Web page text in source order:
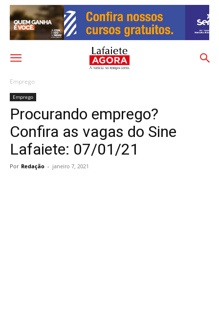
Emprego
Emprego
Procurando emprego?
Confira as vagas do Sine
Lafaiete: 07/01/21
Por Redação - janeiro 7, 2021